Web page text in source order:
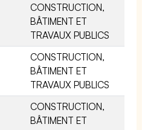
CONSTRUCTION,
BÂTIMENT ET
TRAVAUX PUBLICS
CONSTRUCTION,
BÂTIMENT ET
TRAVAUX PUBLICS
CONSTRUCTION,
BÂTIMENT ET